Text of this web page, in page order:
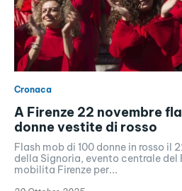
Cronaca
A Firenze 22 novembre
donne vestite di rosso
Flash mob di 100 donne in rosso il
della Signoria, evento centrale
mobilita Firenze per...